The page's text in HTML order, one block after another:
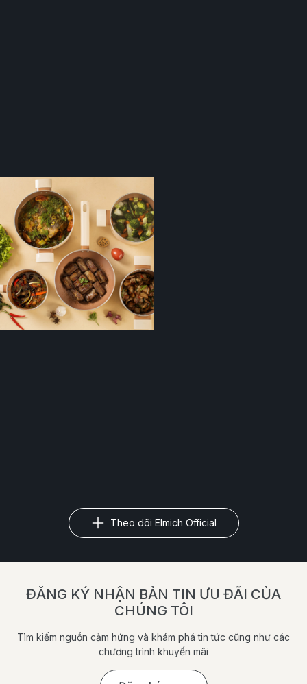
Theo dõi Elmich Official
ĐĂNG KÝ NHẬN BẢN TIN ƯU ĐÃI CỦA
CHÚNG TÔI
Tìm kiếm nguồn cảm hứng và khám phá tin tức cũng như các
chương trình khuyến mãi